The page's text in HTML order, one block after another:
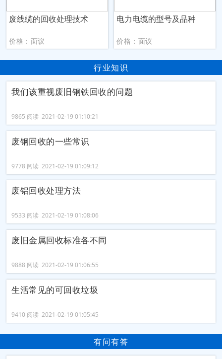
废线缆的回收处理技术
价格：面议
电力电缆的型号及品种
价格：面议
行业知识
我们该重视废旧钢铁回收的问题
9865 阅读 2021-02-19 01:10:21
废钢回收的一些常识
9778 阅读 2021-02-19 01:09:12
废铝回收处理方法
9533 阅读 2021-02-19 01:08:06
废旧金属回收标准各不同
9888 阅读 2021-02-19 01:06:55
生活常见的可回收垃圾
9410 阅读 2021-02-19 01:05:45
有问有答